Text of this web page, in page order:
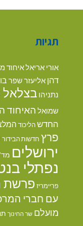
תגיות
אורי אריאלאיחוד
דהן אליעזר שפר
נתניהו בצלאל
שמואל האיחוד
החדשהליכוד
פרץ חדשות הבידור
ירושלים
נפתלי
פריימריז פרשת
עם חברי
מועלם שר החינוך